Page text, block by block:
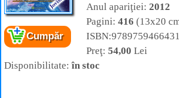
Nu apocalipsa – Programul
acțiune urgentă
Autor:
Gregorian Bivolaru
Editura:
Shambala
Cumpăr
Anul apariţiei: 2012
Pagini: 416 (13x20
ISBN:9789759466431
Preţ: 54,00 Lei
Disponibilitate:în stoc